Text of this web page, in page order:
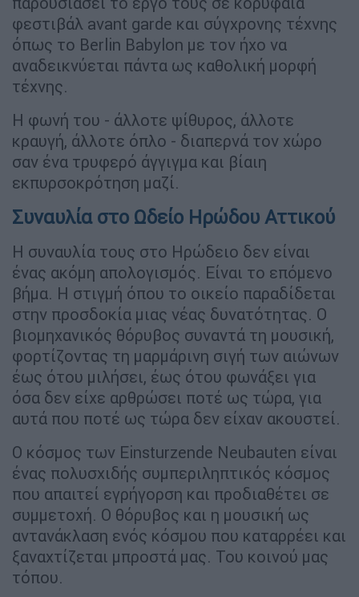
φεστιβάλ avant garde και σύγχρονης τέχνης
όπως το Berlin Babylon με τον ήχο να
αναδεικνύεται πάντα ως καθολική μορφή
τέχνης.
Η φωνή του - άλλοτε ψίθυρος, άλλοτε
κραυγή, άλλοτε όπλο - διαπερνά τον χώρο
σαν ένα τρυφερό άγγιγμα και βίαιη
εκπυρσοκρότηση μαζί.
Συναυλία στο Ωδείο Ηρώδου Αττικού
Η συναυλία τους στο Ηρώδειο δεν είναι
ένας ακόμη απολογισμός. Είναι το επόμενο
βήμα. Η στιγμή όπου το οικείο παραδίδεται
στην προσδοκία μιας νέας δυνατότητας. Ο
βιομηχανικός θόρυβος συναντά τη μουσική,
φορτίζοντας τη μαρμάρινη σιγή των αιώνων
έως ότου μιλήσει, έως ότου φωνάξει για
όσα δεν είχε αρθρώσει ποτέ ως τώρα, για
αυτά που ποτέ ως τώρα δεν είχαν ακουστεί.
Ο κόσμος των Einsturzende Neubauten είναι
ένας πολυσχιδής συμπεριληπτικός κόσμος
που απαιτεί εγρήγορση και προδιαθέτει σε
συμμετοχή. Ο θόρυβος και η μουσική ως
αντανάκλαση ενός κόσμου που καταρρέει και
ξαναχτίζεται μπροστά μας. Του κοινού μας
τόπου.